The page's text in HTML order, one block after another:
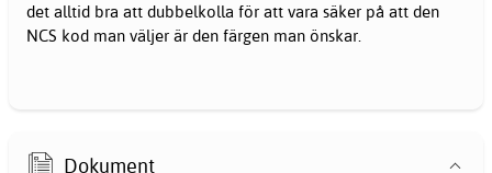
det alltid bra att dubbelkolla för att vara säker på att den
NCS kod man väljer är den färgen man önskar.
Dokument